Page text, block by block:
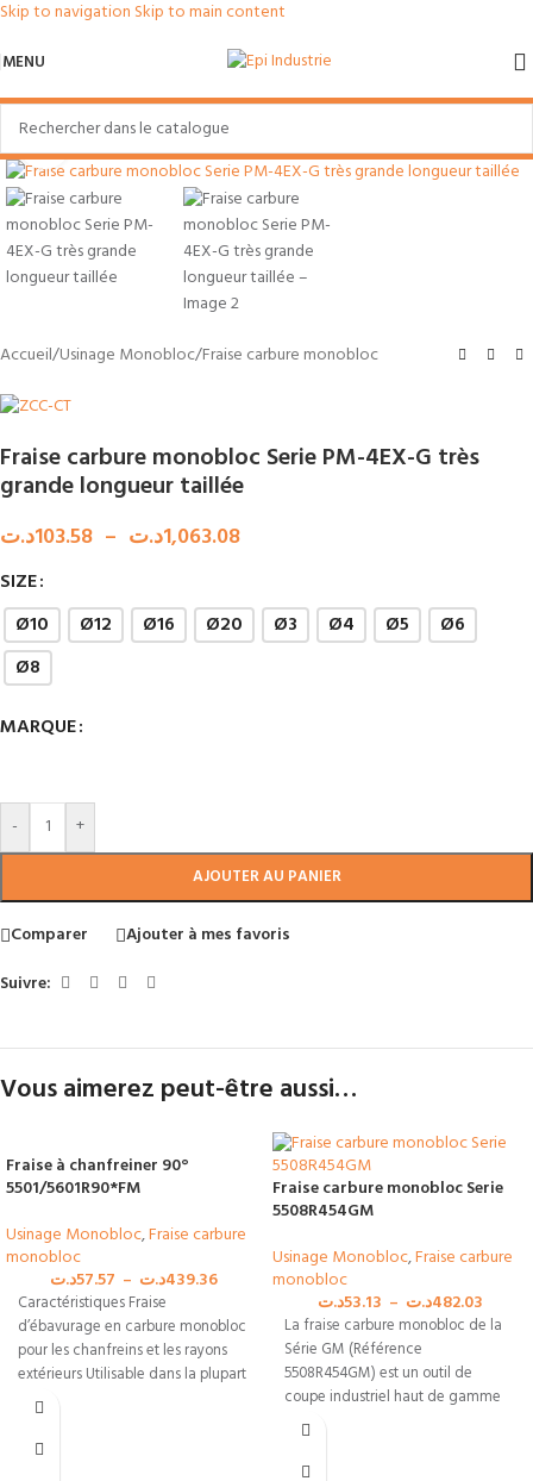
Skip to navigation Skip to main content
MENU
Accueil/Usinage Monobloc/Fraise carbure monobloc
Fraise carbure monobloc Serie PM-4EX-G très
grande longueur taillée
103.58د.ت – 1,063.08د.ت
SIZE
Ø10
Ø12 Ø16 Ø20 Ø3 Ø4 Ø5
Ø6
Ø8
MARQUE
- +
AJOUTER AU PANIER
Comparer
Ajouter à mes favoris
Suivre:
Vous aimerez peut-être aussi…
Fraise à chanfreiner 90°
5501/5601R90*FM
Usinage Monobloc,Fraise carbure
monobloc
57.57د.ت – 439.36د.ت
Caractéristiques Fraise
d’ébavurage en carbure monobloc
pour les chanfreins et les rayons
extérieurs Utilisable dans la plupart
des matières Angles
Fraise carbure monobloc Serie
5508R454GM
Usinage Monobloc,Fraise carbure
monobloc
53.13د.ت – 482.03د.ت
La fraise carbure monobloc de la
Série GM (Référence
5508R454GM) est un outil de
coupe industriel haut de gamme
doté